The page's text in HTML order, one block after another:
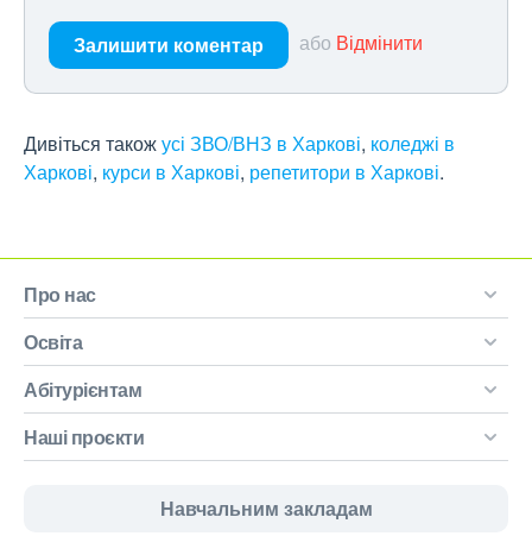
Залишити коментар або Відмінити
Дивіться такожусі ЗВО/ВНЗ в Харкові, коледжі в
Харкові, курси в Харкові, репетитори в Харкові.
Про нас
Освіта
Абітурієнтам
Наші проєкти
Навчальним закладам